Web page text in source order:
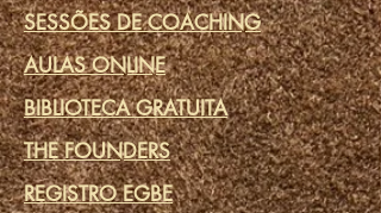
SESSÕES DE COACHING
AULAS ONLINE
BIBLIOTECA GRATUITA
THE FOUNDERS
REGISTRO EGBE